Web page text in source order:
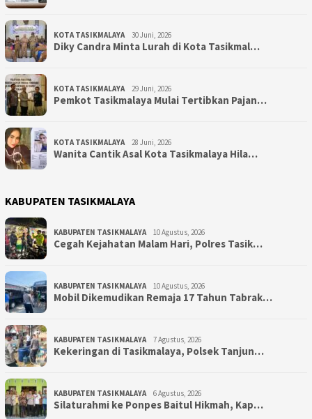
KOTA TASIKMALAYA 30 Juni, 2026
Diky Candra Minta Lurah di Kota Tasikmal…
KOTA TASIKMALAYA 29 Juni, 2026
Pemkot Tasikmalaya Mulai Tertibkan Pajan…
KOTA TASIKMALAYA 28 Juni, 2026
Wanita Cantik Asal Kota Tasikmalaya Hila…
KABUPATEN TASIKMALAYA
KABUPATEN TASIKMALAYA 10 Agustus, 2026
Cegah Kejahatan Malam Hari, Polres Tasik…
KABUPATEN TASIKMALAYA 10 Agustus, 2026
Mobil Dikemudikan Remaja 17 Tahun Tabrak…
KABUPATEN TASIKMALAYA 7 Agustus, 2026
Kekeringan di Tasikmalaya, Polsek Tanjun…
KABUPATEN TASIKMALAYA 6 Agustus, 2026
Silaturahmi ke Ponpes Baitul Hikmah, Kap…